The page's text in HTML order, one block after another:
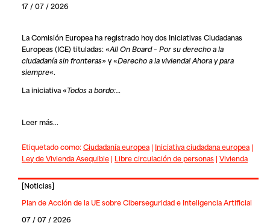
17 / 07 / 2026
La Comisión Europea ha registrado hoy dos Iniciativas Ciudadanas
Europeas (ICE) tituladas: «All On Board – Por su derecho a la
ciudadanía sin fronteras» y «Derecho a la vivienda! Ahora y para
siempre«.
La iniciativa «Todos a bordo:…
Leer más...
Etiquetado como:Ciudadanía europea| Iniciativa ciudadana europea|
Ley de Vivienda Asequible| Libre circulación de personas| Vivienda
[Noticias]
Plan de Acción de la UE sobre Ciberseguridad e Inteligencia Artificial
07 / 07 / 2026